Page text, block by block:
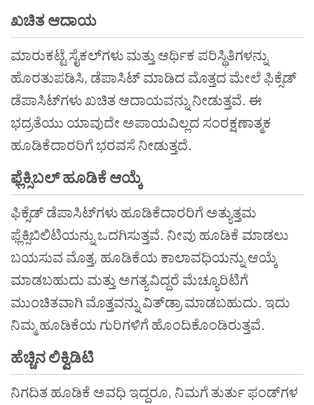
ಖಚಿತ ಆದಾಯ
ಮಾರುಕಟ್ಟೆ ಸೈಕಲ್‌ಗಳು ಮತ್ತು ಆರ್ಥಿಕ ಪರಿಸ್ಥಿತಿಗಳನ್ನು
ಹೊರತುಪಡಿಸಿ, ಡೆಪಾಸಿಟ್ ಮಾಡಿದ ಮೊತ್ತದ ಮೇಲೆ ಫಿಕ್ಸೆಡ್
ಡೆಪಾಸಿಟ್‌ಗಳು ಖಚಿತ ಆದಾಯವನ್ನು ನೀಡುತ್ತವೆ. ಈ
ಭದ್ರತೆಯು ಯಾವುದೇ ಅಪಾಯವಿಲ್ಲದ ಸಂರಕ್ಷಣಾತ್ಮಕ
ಹೂಡಿಕೆದಾರರಿಗೆ ಭರವಸೆ ನೀಡುತ್ತದೆ.
ಫ್ಲೆಕ್ಸಿಬಲ್ ಹೂಡಿಕೆ ಆಯ್ಕೆ
ಫಿಕ್ಸೆಡ್ ಡೆಪಾಸಿಟ್‌ಗಳು ಹೂಡಿಕೆದಾರರಿಗೆ ಅತ್ಯುತ್ತಮ
ಫ್ಲೆಕ್ಸಿಬಿಲಿಟಿಯನ್ನು ಒದಗಿಸುತ್ತವೆ. ನೀವು ಹೂಡಿಕೆ ಮಾಡಲು
ಬಯಸುವ ಮೊತ್ತ, ಹೂಡಿಕೆಯ ಕಾಲಾವಧಿಯನ್ನು ಆಯ್ಕೆ
ಮಾಡಬಹುದು ಮತ್ತು ಅಗತ್ಯವಿದ್ದರೆ ಮೆಚ್ಯೂರಿಟಿಗೆ
ಮುಂಚಿತವಾಗಿ ಮೊತ್ತವನ್ನು ವಿತ್‌ಡ್ರಾ ಮಾಡಬಹುದು. ಇದು
ನಿಮ್ಮ ಹೂಡಿಕೆಯ ಗುರಿಗಳಿಗೆ ಹೊಂದಿಕೊಂಡಿರುತ್ತವೆ.
ಹೆಚ್ಚಿನ ಲಿಕ್ವಿಡಿಟಿ
ನಿಗದಿತ ಹೂಡಿಕೆ ಅವಧಿ ಇದ್ದರೂ, ನಿಮಗೆ ತುರ್ತು ಫಂಡ್‌ಗಳ